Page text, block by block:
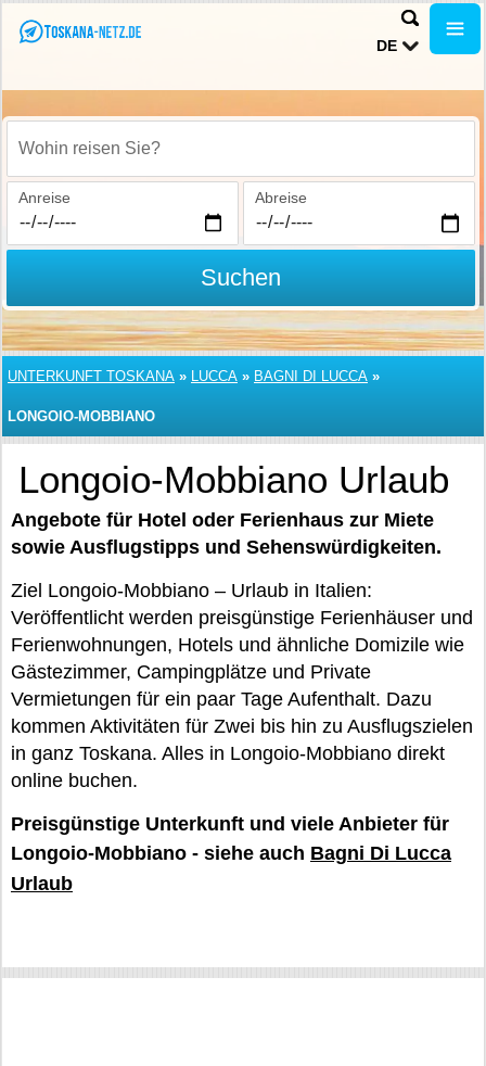
DE
Wohin reisen Sie?
Anreise Abreise
Suchen
UNTERKUNFT TOSKANA » LUCCA » BAGNI DI LUCCA »
LONGOIO-MOBBIANO
Longoio-Mobbiano Urlaub
Angebote für Hotel oder Ferienhaus zur Miete
sowie Ausflugstipps und Sehenswürdigkeiten.
Ziel Longoio-Mobbiano – Urlaub in Italien:
Veröffentlicht werden preisgünstige Ferienhäuser und
Ferienwohnungen, Hotels und ähnliche Domizile wie
Gästezimmer, Campingplätze und Private
Vermietungen für ein paar Tage Aufenthalt. Dazu
kommen Aktivitäten für Zwei bis hin zu Ausflugszielen
in ganz Toskana. Alles in Longoio-Mobbiano direkt
online buchen.
Preisgünstige Unterkunft und viele Anbieter für
Longoio-Mobbiano - siehe auch Bagni Di Lucca
Urlaub